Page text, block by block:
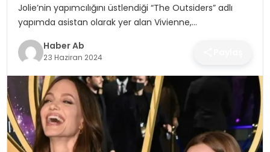
YAŞAM
Jolie’nin yapımcılığını üstlendiği “The Outsiders” adlı
yapımda asistan olarak yer alan Vivienne,…
Haber Ab
23 Haziran 2024